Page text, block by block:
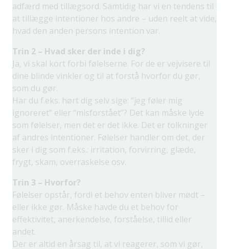
adfærd med tillægsord. Samtidig har vi en tendens til
at tillægge intentioner hos andre – uden reelt at vide,
hvad den anden persons intention var.
Trin 2 – Hvad sker der inde i dig?
Ja, vi skal kort forbi følelserne. For de er vejvisere til
dine blinde vinkler og til at forstå hvorfor du gør,
som du gør.
Har du f.eks. hørt dig selv sige: “jeg føler mig
ignoreret” eller “misforstået”? Det kan måske lyde
som følelser, men det er det ikke. Det er tolkninger
af andres intentioner. Følelser handler om det, der
sker i dig som f.eks.: irritation, forvirring, glæde,
frygt, skam, overraskelse osv.
Trin 3 – Hvorfor?
Følelser opstår, fordi et behov enten bliver mødt –
eller ikke gør. Måske havde du et behov for
effektivitet, anerkendelse, forståelse, tillid eller
andet.
Der er altid en årsag til, at vi reagerer, som vi gør,